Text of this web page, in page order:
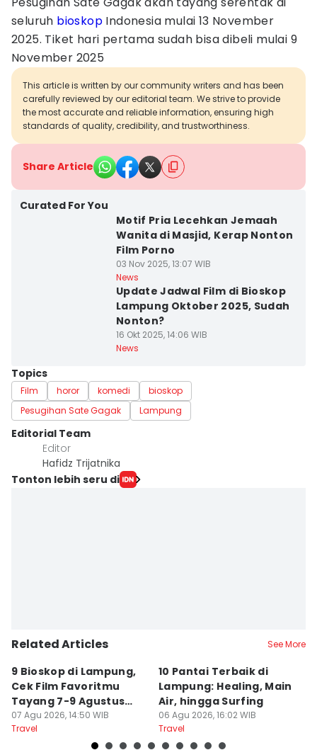
seluruh bioskop Indonesia mulai 13 November
2025. Tiket hari pertama sudah bisa dibeli mulai 9
November 2025
This article is written by our community writers and has been
carefully reviewed by our editorial team. We strive to provide
the most accurate and reliable information, ensuring high
standards of quality, credibility, and trustworthiness.
Share Article
Curated For You
Motif Pria Lecehkan Jemaah
Wanita di Masjid, Kerap Nonton
Film Porno
03 Nov 2025, 13:07 WIB
News
Update Jadwal Film di Bioskop
Lampung Oktober 2025, Sudah
Nonton?
16 Okt 2025, 14:06 WIB
News
Topics
Film horor komedi
bioskop
Pesugihan Sate Gagak
Lampung
Editorial Team
Editor
Hafidz Trijatnika
Tonton lebih seru di
Related Articles See More
9 Bioskop di Lampung,
Cek Film Favoritmu
Tayang 7-9 Agustus
2026
07 Agu 2026, 14:50 WIB
Travel
10 Pantai Terbaik di
Lampung: Healing, Main
Air, hingga Surfing
06 Agu 2026, 16:02 WIB
Travel